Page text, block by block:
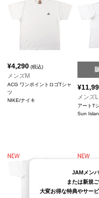
¥4,290 (税込)
メンズM
ACG ワンポイントロゴTシャ
ツ
NIKE/ナイキ
¥
メンズL
アートT
Sun
JAMメン
または新規
大変お得な特典やサー